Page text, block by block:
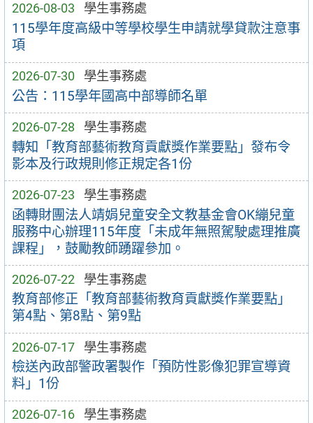
2026-08-03 學生事務處
115學年度高級中等學校學生申請就學貸款注意事
項
2026-07-30 學生事務處
公告：115學年國高中部導師名單
2026-07-28 學生事務處
轉知「教育部藝術教育貢獻獎作業要點」發布令
影本及行政規則修正規定各1份
2026-07-23 學生事務處
函轉財團法人靖娟兒童安全文教基金會OK繃兒童
服務中心辦理115年度「未成年無照駕駛處理推廣
課程」，鼓勵教師踴躍參加。
2026-07-22 學生事務處
教育部修正「教育部藝術教育貢獻獎作業要點」
第4點、第8點、第9點
2026-07-17 學生事務處
檢送內政部警政署製作「預防性影像犯罪宣導資
料」1份
2026-07-16 學生事務處